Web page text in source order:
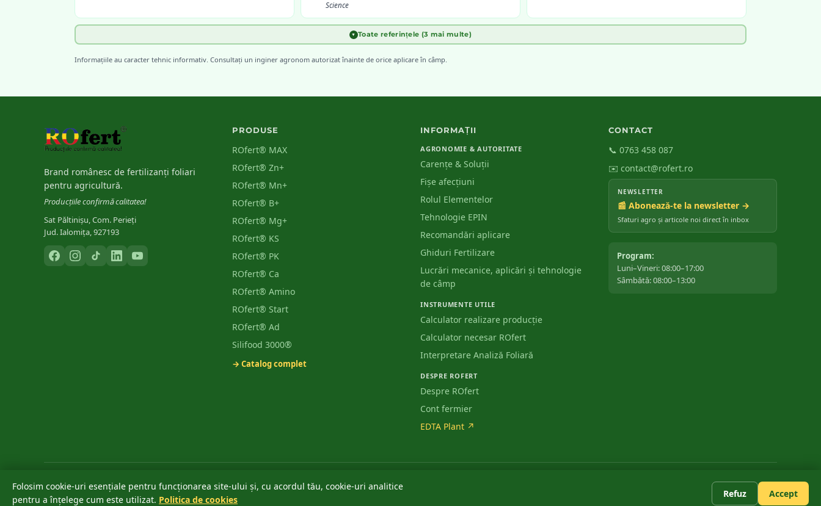
Science
Nutrient Management
INCDA Fundulea
agricole din România
▼ Toate referințele (3 mai multe)
Informațiile au caracter tehnic informativ. Consultați un inginer agronom autorizat înainte de orice aplicare în câmp.
Brand românesc de fertilizanți foliari
pentru agricultură.
Producțiile confirmă calitatea!
Sat Păltinișu, Com. Perieți
Jud. Ialomița, 927193
PRODUSE
ROfert® MAX
ROfert® Zn+
ROfert® Mn+
ROfert® B+
ROfert® Mg+
ROfert® KS
ROfert® PK
ROfert® Ca
ROfert® Amino
ROfert® Start
ROfert® Ad
Silifood 3000®
→ Catalog complet
INFORMAȚII
AGRONOMIE & AUTORITATE
Carențe & Soluții
Fișe afecțiuni
Rolul Elementelor
Tehnologie EPIN
Recomandări aplicare
Ghiduri Fertilizare
Lucrări mecanice, aplicări și tehnologie
de câmp
INSTRUMENTE UTILE
Calculator realizare producție
Calculator necesar ROfert
Interpretare Analiză Foliară
DESPRE ROFERT
Despre ROfert
Cont fermier
EDTA Plant ↗
CONTACT
📞 0763 458 087
✉️ contact@rofert.ro
NEWSLETTER
📰 Abonează-te la newsletter →
Sfaturi agro și articole noi direct în inbox
Program:
Luni–Vineri: 08:00–17:00
Sâmbătă: 08:00–13:00
2026 ROfert România SRL. Toate drepturile rezervate.
®Marca ROfert® este înregistrată oficial la OSIM ✔ · Depusă: 04 iunie 2018 · Acordată: 20 noiembrie 2018 · Stare: Înregistrată
Termeni și condiții Cookies
Folosim cookie-uri esențiale pentru funcționarea site-ului și, cu acordul tău, cookie-uri analitice
pentru a înțelege cum este utilizat. Politica de cookies
Refuz Accept